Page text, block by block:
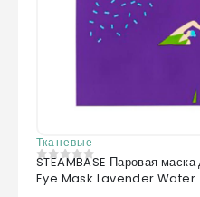
Тканевые
0 из 5
STEAMBASE Паровая маска для глаз с лавандойDaily
Eye Mask Lavender Water